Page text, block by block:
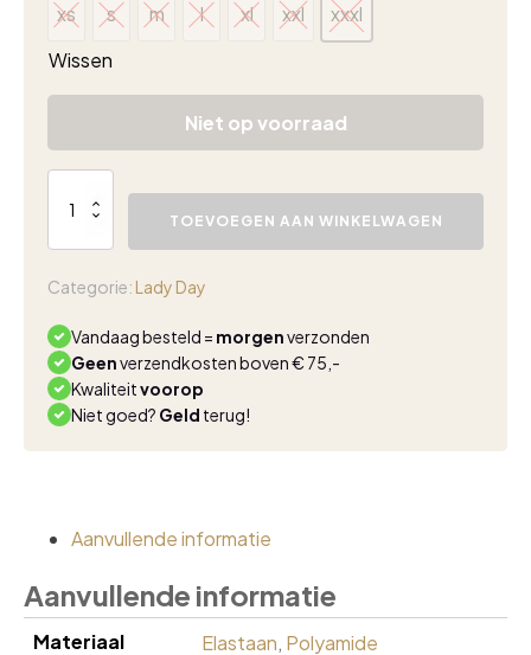
xs
xs
s
s
m
m
l
l
xl
xl
xxl
xxl
xxxl
xxxl
Wissen
Niet op voorraad
Day
cream
TOEVOEGEN AAN WINKELWAGEN
Categorie: Lady Day
Vandaag besteld = morgenverzonden
Geenverzendkosten boven € 75,-
Kwaliteitvoorop
Niet goed? Geld terug!
Aanvullende informatie
Aanvullende informatie
Materiaal Elastaan, Polyamide